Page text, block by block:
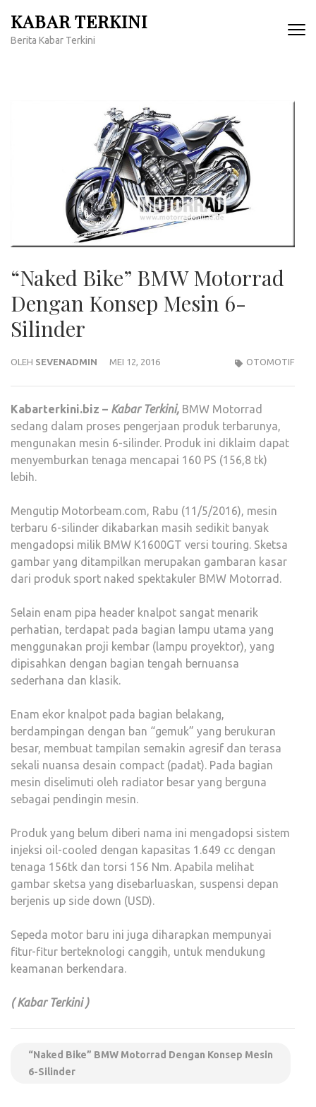
konten
KABAR TERKINI
Berita Kabar Terkini
“Naked Bike” BMW Motorrad
Dengan Konsep Mesin 6-
Silinder
OLEH SEVENADMIN MEI 12, 2016 OTOMOTIF
Kabarterkini.biz – Kabar Terkini, BMW Motorrad
sedang dalam proses pengerjaan produk terbarunya,
mengunakan mesin 6-silinder. Produk ini diklaim dapat
menyemburkan tenaga mencapai 160 PS (156,8 tk)
lebih.
Mengutip Motorbeam.com, Rabu (11/5/2016), mesin
terbaru 6-silinder dikabarkan masih sedikit banyak
mengadopsi milik BMW K1600GT versi touring. Sketsa
gambar yang ditampilkan merupakan gambaran kasar
dari produk sport naked spektakuler BMW Motorrad.
Selain enam pipa header knalpot sangat menarik
perhatian, terdapat pada bagian lampu utama yang
menggunakan proji kembar (lampu proyektor), yang
dipisahkan dengan bagian tengah bernuansa
sederhana dan klasik.
Enam ekor knalpot pada bagian belakang,
berdampingan dengan ban “gemuk” yang berukuran
besar, membuat tampilan semakin agresif dan terasa
sekali nuansa desain compact (padat). Pada bagian
mesin diselimuti oleh radiator besar yang berguna
sebagai pendingin mesin.
Produk yang belum diberi nama ini mengadopsi sistem
injeksi oil-cooled dengan kapasitas 1.649 cc dengan
tenaga 156tk dan torsi 156 Nm. Apabila melihat
gambar sketsa yang disebarluaskan, suspensi depan
berjenis up side down (USD).
Sepeda motor baru ini juga diharapkan mempunyai
fitur-fitur berteknologi canggih, untuk mendukung
keamanan berkendara.
( Kabar Terkini )
“Naked Bike” BMW Motorrad Dengan Konsep Mesin
6-Silinder